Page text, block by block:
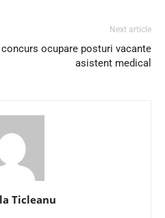
Next article
ocupare posturi vacante
asistent medical
Ticleanu